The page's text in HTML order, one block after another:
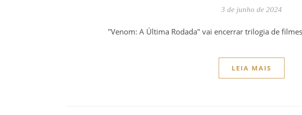
3 de junho de 2024
"Venom: A Última Rodada" vai encerrar trilogia de
LEIA MAIS